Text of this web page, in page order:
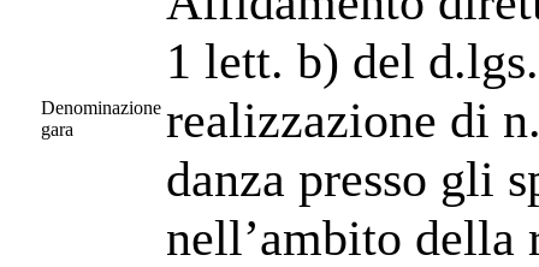
Denominazione
gara
1 lett. b) del
realizzazione di
danza presso gli
nell’ambito della